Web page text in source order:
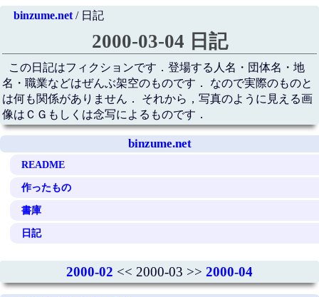
binzume.net/ 日記
2000-03-04 日記
この日記はフィクションです．登場する人名・団体名・地
名・職業などはぜんぶ架空のものです． なので実際のものと
は何も関係がありません． それから，写真のように見える画
像はＣＧもしくは念写によるものです．
binzume.net
README
作ったもの
書庫
日記
2000-02 << 2000-03 >> 2000-04